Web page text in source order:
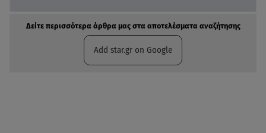
Δείτε περισσότερα άρθρα μας στα αποτελέσματα αναζήτησης
Add star.gr on Google